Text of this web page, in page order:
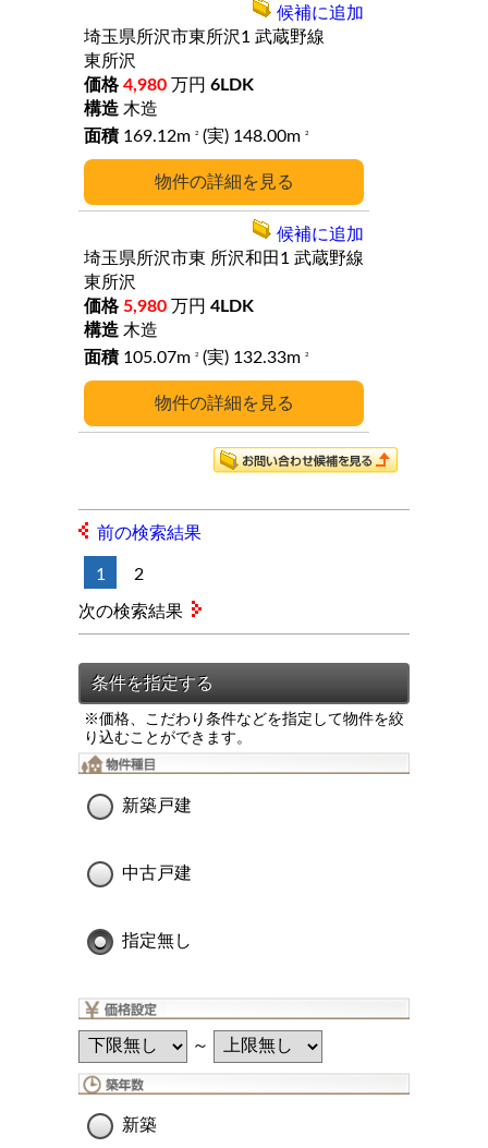
※価格、こだわり条件などを指定して物件を絞
り込むことができます。
新築戸建
中古戸建
指定無し
～
新築
詳細
埼玉県所沢市東所沢1 武蔵野線
東所沢
4,980 万円 6LDK
木造
169.12m
2 (実) 148.00m 2
候補に追加
詳細
埼玉県所沢市東 所沢和田1 武蔵野線
東所沢
5,980 万円 4LDK
木造
105.07m
2 (実) 132.33m 2
候補に追加
前の検索結果
1 2